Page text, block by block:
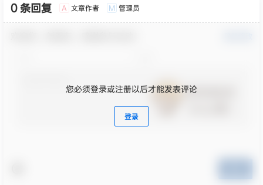
0 条回复 A 文章作者 M 管理员
您必须登录或注册以后才能发表评论
登录